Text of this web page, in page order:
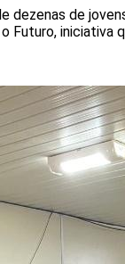
de
Futuro,